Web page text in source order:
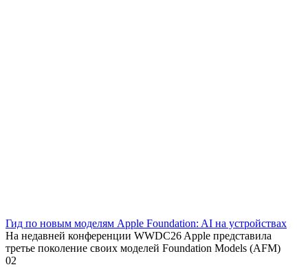
Гид по новым моделям Apple Foundation: AI на устройствах
На недавней конференции WWDC26 Apple представила
третье поколение своих моделей Foundation Models (AFM)
02